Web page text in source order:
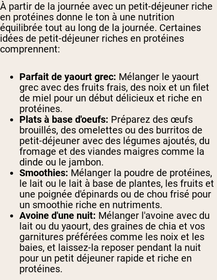
À partir de la journée avec un petit-déjeuner riche
en protéines donne le ton à une nutrition
équilibrée tout au long de la journée. Certaines
idées de petit-déjeuner riches en protéines
comprennent:
Parfait de yaourt grec: Mélanger le yaourt
grec avec des fruits frais, des noix et un filet
de miel pour un début délicieux et riche en
protéines.
Plats à base d'oeufs: Préparez des œufs
brouillés, des omelettes ou des burritos de
petit-déjeuner avec des légumes ajoutés, du
fromage et des viandes maigres comme la
dinde ou le jambon.
Smoothies: Mélanger la poudre de protéines,
le lait ou le lait à base de plantes, les fruits et
une poignée d'épinards ou de chou frisé pour
un smoothie riche en nutriments.
Avoine d'une nuit: Mélanger l'avoine avec du
lait ou du yaourt, des graines de chia et vos
garnitures préférées comme les noix et les
baies, et laissez-la reposer pendant la nuit
pour un petit déjeuner rapide et riche en
protéines.